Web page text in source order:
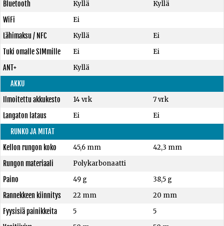
Bluetooth Kyllä
Kyllä
WiFi
Ei
Lähimaksu / NFC
Kyllä
Ei
Tuki omalle SIMmille
Ei
Ei
ANT+
Kyllä
AKKU
Ilmoitettu akkukesto
14 vrk
7 vrk
Langaton lataus
Ei
Ei
RUNKO JA MITAT
Kellon rungon koko
45,6 mm
42,3 mm
Rungon materiaali
Polykarbonaatti
Paino
49 g
38,5 g
Rannekkeen kiinnitys
22 mm
20 mm
Fyysisiä painikkeita
5
5